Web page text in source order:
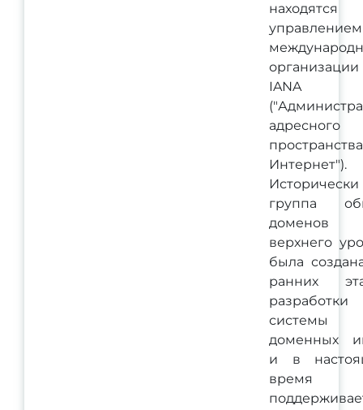
находятся
управлением
организации
IANA
адресного
пространства
Интернет").
Исторически
группа
доменов
верхнего
была
ранних
разработки
системы
доменных
и в
время